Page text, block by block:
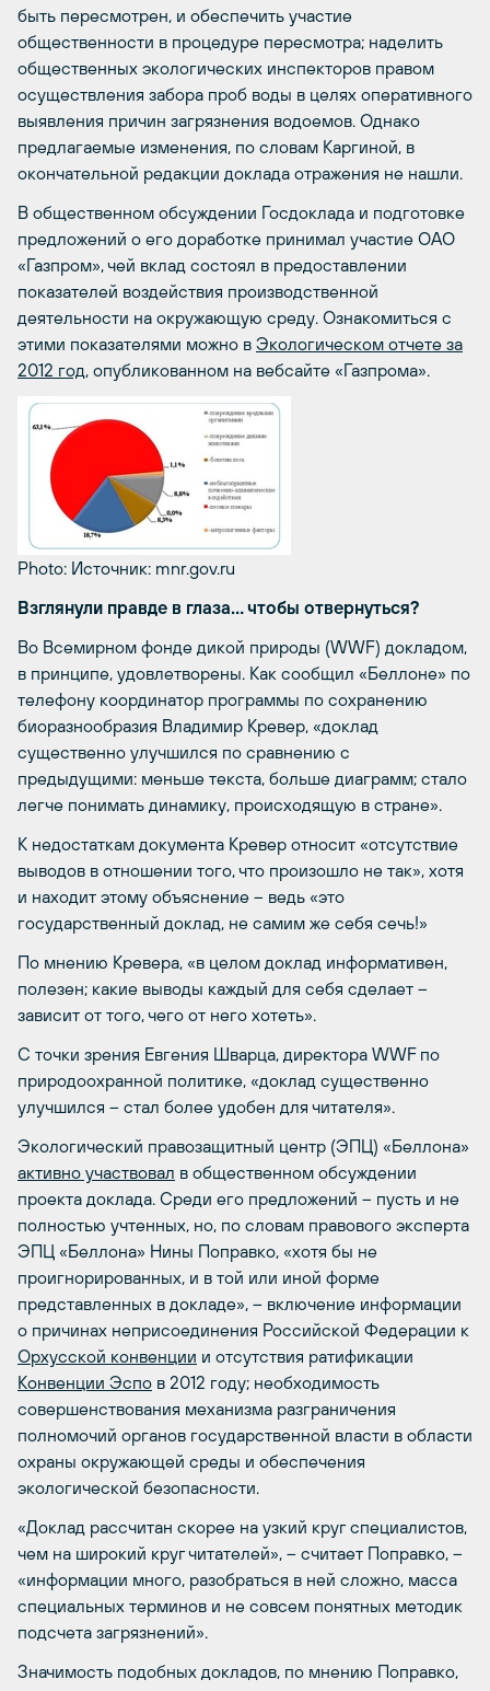
быть пересмотрен, и обеспечить участие
общественности в процедуре пересмотра; наделить
общественных экологических инспекторов правом
осуществления забора проб воды в целях оперативного
выявления причин загрязнения водоемов. Однако
предлагаемые изменения, по словам Каргиной, в
окончательной редакции доклада отражения не нашли.
В общественном обсуждении Госдоклада и подготовке
предложений о его доработке принимал участие ОАО
«Газпром», чей вклад состоял в предоставлении
показателей воздействия производственной
деятельности на окружающую среду. Ознакомиться с
этими показателями можно в Экологическом отчете за
2012 год, опубликованном на вебсайте «Газпрома».
Photo: Источник: mnr.gov.ru
Взглянули правде в глаза… чтобы отвернуться?
Во Всемирном фонде дикой природы (WWF) докладом,
в принципе, удовлетворены. Как сообщил «Беллоне» по
телефону координатор программы по сохранению
биоразнообразия Владимир Кревер, «доклад
существенно улучшился по сравнению с
предыдущими: меньше текста, больше диаграмм; стало
легче понимать динамику, происходящую в стране».
К недостаткам документа Кревер относит «отсутствие
выводов в отношении того, что произошло не так», хотя
и находит этому объяснение – ведь «это
государственный доклад, не самим же себя сечь!»
По мнению Кревера, «в целом доклад информативен,
полезен; какие выводы каждый для себя сделает –
зависит от того, чего от него хотеть».
С точки зрения Евгения Шварца, директора WWF по
природоохранной политике, «доклад существенно
улучшился – стал более удобен для читателя».
Экологический правозащитный центр (ЭПЦ) «Беллона»
активно участвовал в общественном обсуждении
проекта доклада. Среди его предложений – пусть и не
полностью учтенных, но, по словам правового эксперта
ЭПЦ «Беллона» Нины Поправко, «хотя бы не
проигнорированных, и в той или иной форме
представленных в докладе», – включение информации
о причинах неприсоединения Российской Федерации к
Орхусской конвенции и отсутствия ратификации
Конвенции Эспо в 2012 году; необходимость
совершенствования механизма разграничения
полномочий органов государственной власти в области
охраны окружающей среды и обеспечения
экологической безопасности.
«Доклад рассчитан скорее на узкий круг специалистов,
чем на широкий круг читателей», – считает Поправко, –
«информации много, разобраться в ней сложно, масса
специальных терминов и не совсем понятных методик
подсчета загрязнений».
Значимость подобных докладов, по мнению Поправко,